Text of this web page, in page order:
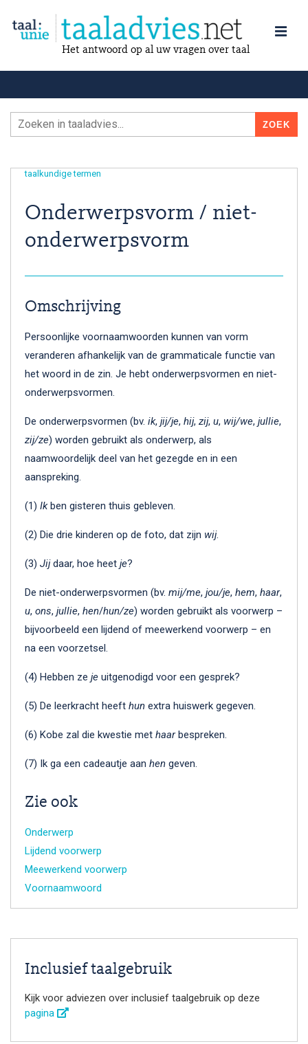
Het antwoord op al uw vragen over taal
taalkundige termen
Onderwerpsvorm / niet-
onderwerpsvorm
Omschrijving
Persoonlijke voornaamwoorden kunnen van vorm
veranderen afhankelijk van de grammaticale functie van
het woord in de zin. Je hebt onderwerpsvormen en niet-
onderwerpsvormen.
De onderwerpsvormen (bv. ik, jij/je, hij, zij, u, wij/we, jullie,
zij/ze) worden gebruikt als onderwerp, als
naamwoordelijk deel van het gezegde en in een
aanspreking.
(1) Ikben gisteren thuis gebleven.
(2) Die drie kinderen op de foto, dat zijn wij.
(3) Jijdaar, hoe heet je?
De niet-onderwerpsvormen (bv. mij/me, jou/je, hem, haar,
u, ons, jullie, hen/hun/ze) worden gebruikt als voorwerp –
bijvoorbeeld een lijdend of meewerkend voorwerp – en
na een voorzetsel.
(4) Hebben ze je uitgenodigd voor een gesprek?
(5) De leerkracht heeft hun extra huiswerk gegeven.
(6) Kobe zal die kwestie met haarbespreken.
(7) Ik ga een cadeautje aan hen geven.
Zie ook
Onderwerp
Lijdend voorwerp
Meewerkend voorwerp
Voornaamwoord
Inclusief taalgebruik
Kijk voor adviezen over inclusief taalgebruik op deze
pagina